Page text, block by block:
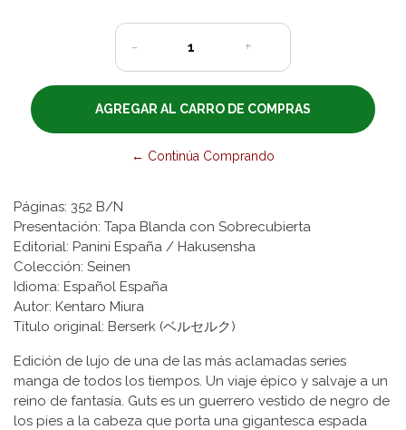
- +
← Continúa Comprando
Páginas: 352 B/N
Presentación: Tapa Blanda con Sobrecubierta
Editorial: Panini España / Hakusensha
Colección: Seinen
Idioma: Español España
Autor: Kentaro Miura
Título original: Berserk (ベルセルク)
Edición de lujo de una de las más aclamadas series
manga de todos los tiempos. Un viaje épico y salvaje a un
reino de fantasía. Guts es un guerrero vestido de negro de
los pies a la cabeza que porta una gigantesca espada